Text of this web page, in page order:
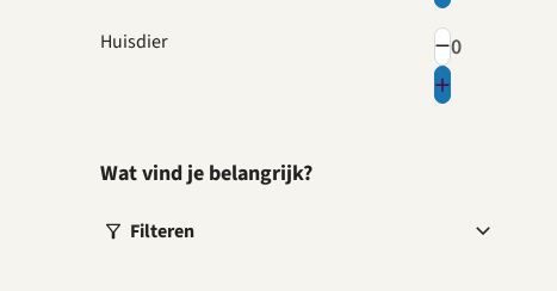
Huisdier
Wat vind je belangrijk?
Filteren